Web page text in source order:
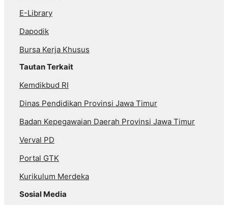
E-Library
Dapodik
Bursa Kerja Khusus
Tautan Terkait
Kemdikbud RI
Dinas Pendidikan Provinsi Jawa Timur
Badan Kepegawaian Daerah Provinsi Jawa Timur
Verval PD
Portal GTK
Kurikulum Merdeka
Sosial Media